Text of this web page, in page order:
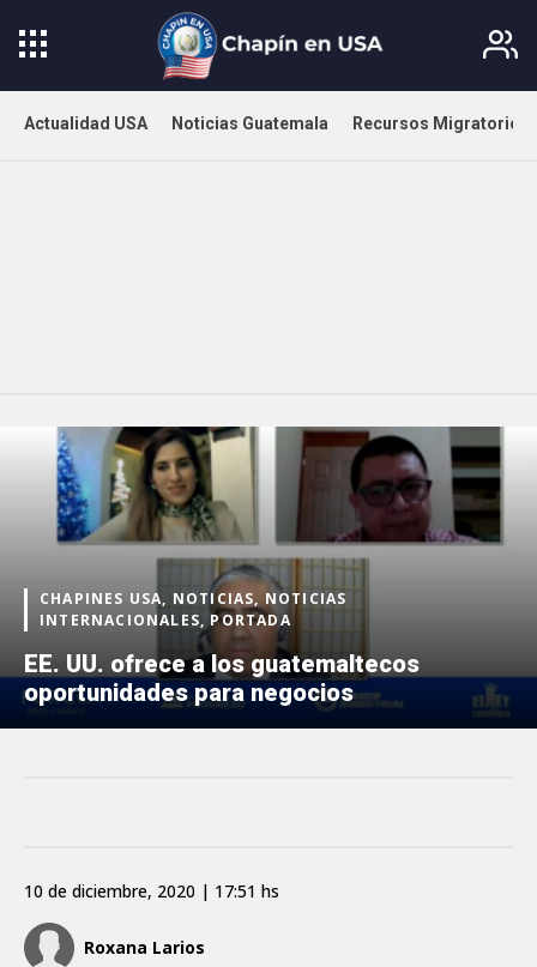
Actualidad USA Noticias Guatemala Recursos Migratorios
CHAPINES USA, NOTICIAS, NOTICIAS
INTERNACIONALES, PORTADA
EE. UU. ofrece a los guatemaltecos
oportunidades para negocios
Roxana Larios
10 de diciembre, 2020 | 17:51 hs